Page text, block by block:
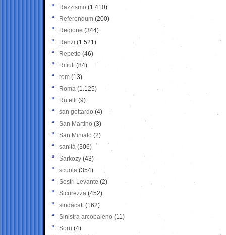
Razzismo (1.410)
Referendum (200)
Regione (344)
Renzi (1.521)
Repetto (46)
Rifiuti (84)
rom (13)
Roma (1.125)
Rutelli (9)
san gottardo (4)
San Martino (3)
San Miniato (2)
sanità (306)
Sarkozy (43)
scuola (354)
Sestri Levante (2)
Sicurezza (452)
sindacati (162)
Sinistra arcobaleno (11)
Soru (4)